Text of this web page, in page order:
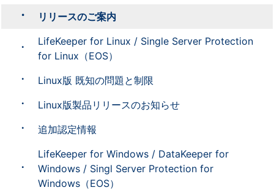
リリースのご案内
LifeKeeper for Linux / Single Server Protection
for Linux（EOS）
Linux版 既知の問題と制限
Linux版製品リリースのお知らせ
追加認定情報
LifeKeeper for Windows / DataKeeper for
Windows / Singl Server Protection for
Windows（EOS）